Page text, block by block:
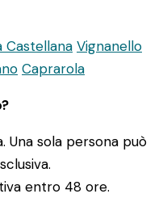
Castellana Vignanello
Caprarola
Una sola persona può
entro 48 ore.